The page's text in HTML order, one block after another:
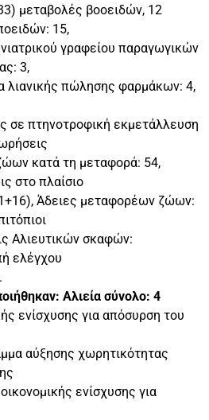
μεταβολές βοοειδών, 12
15,
γραφείου παραγωγικών
3,
λιανικής πώλησης φαρμάκων: 4,
σε πτηνοτροφική εκμετάλλευση
κατά τη μεταφορά: 54,
στο πλαίσιο
Άδειες μεταφορέων ζώων:
Αλιευτικών σκαφών:
ελέγχου
Αλιεία σύνολο: 4
ενίσχυσης για απόσυρση του
αύξησης χωρητικότητας
ενίσχυσης για